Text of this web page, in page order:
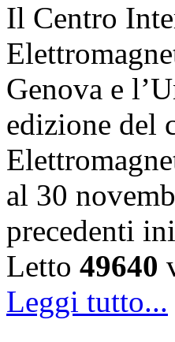
Il Centro
Genova e
edizione del
al 30
precedenti
Letto 49640
Leggi tutto...